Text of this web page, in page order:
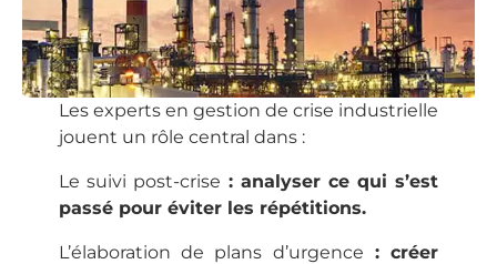
Les experts en gestion de crise industrielle
jouent un rôle central dans :
Le suivi post-crise : analyser ce qui s’est
passé pour éviter les répétitions.
L’élaboration de plans d’urgence : créer